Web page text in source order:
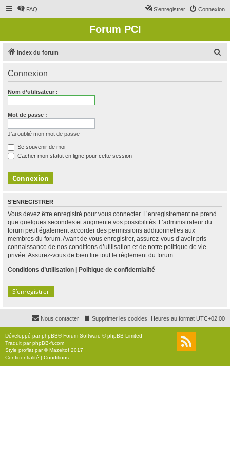
FAQ Connexion
S’enregistrer
Forum PCI
Index du forum
Connexion
Nom d’utilisateur :
Mot de passe :
J’ai oublié mon mot de passe
Se souvenir de moi
Cacher mon statut en ligne pour cette session
S’ENREGISTRER
Vous devez être enregistré pour vous connecter. L’enregistrement ne prend
que quelques secondes et augmente vos possibilités. L’administrateur du
forum peut également accorder des permissions additionnelles aux
membres du forum. Avant de vous enregistrer, assurez-vous d’avoir pris
connaissance de nos conditions d’utilisation et de notre politique de vie
privée. Assurez-vous de bien lire tout le règlement du forum.
Conditions d’utilisation | Politique de confidentialité
S’enregistrer
Heures au format UTC+02:00
Supprimer les cookies
Nous contacter
Développé parphpBB® Forum Software © phpBB Limited
Traduit parphpBB-fr.com
Style proflat par ©Mazeltof 2017
Confidentialité | Conditions